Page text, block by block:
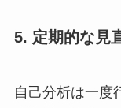
5. 定期的な見
自己分析は一度